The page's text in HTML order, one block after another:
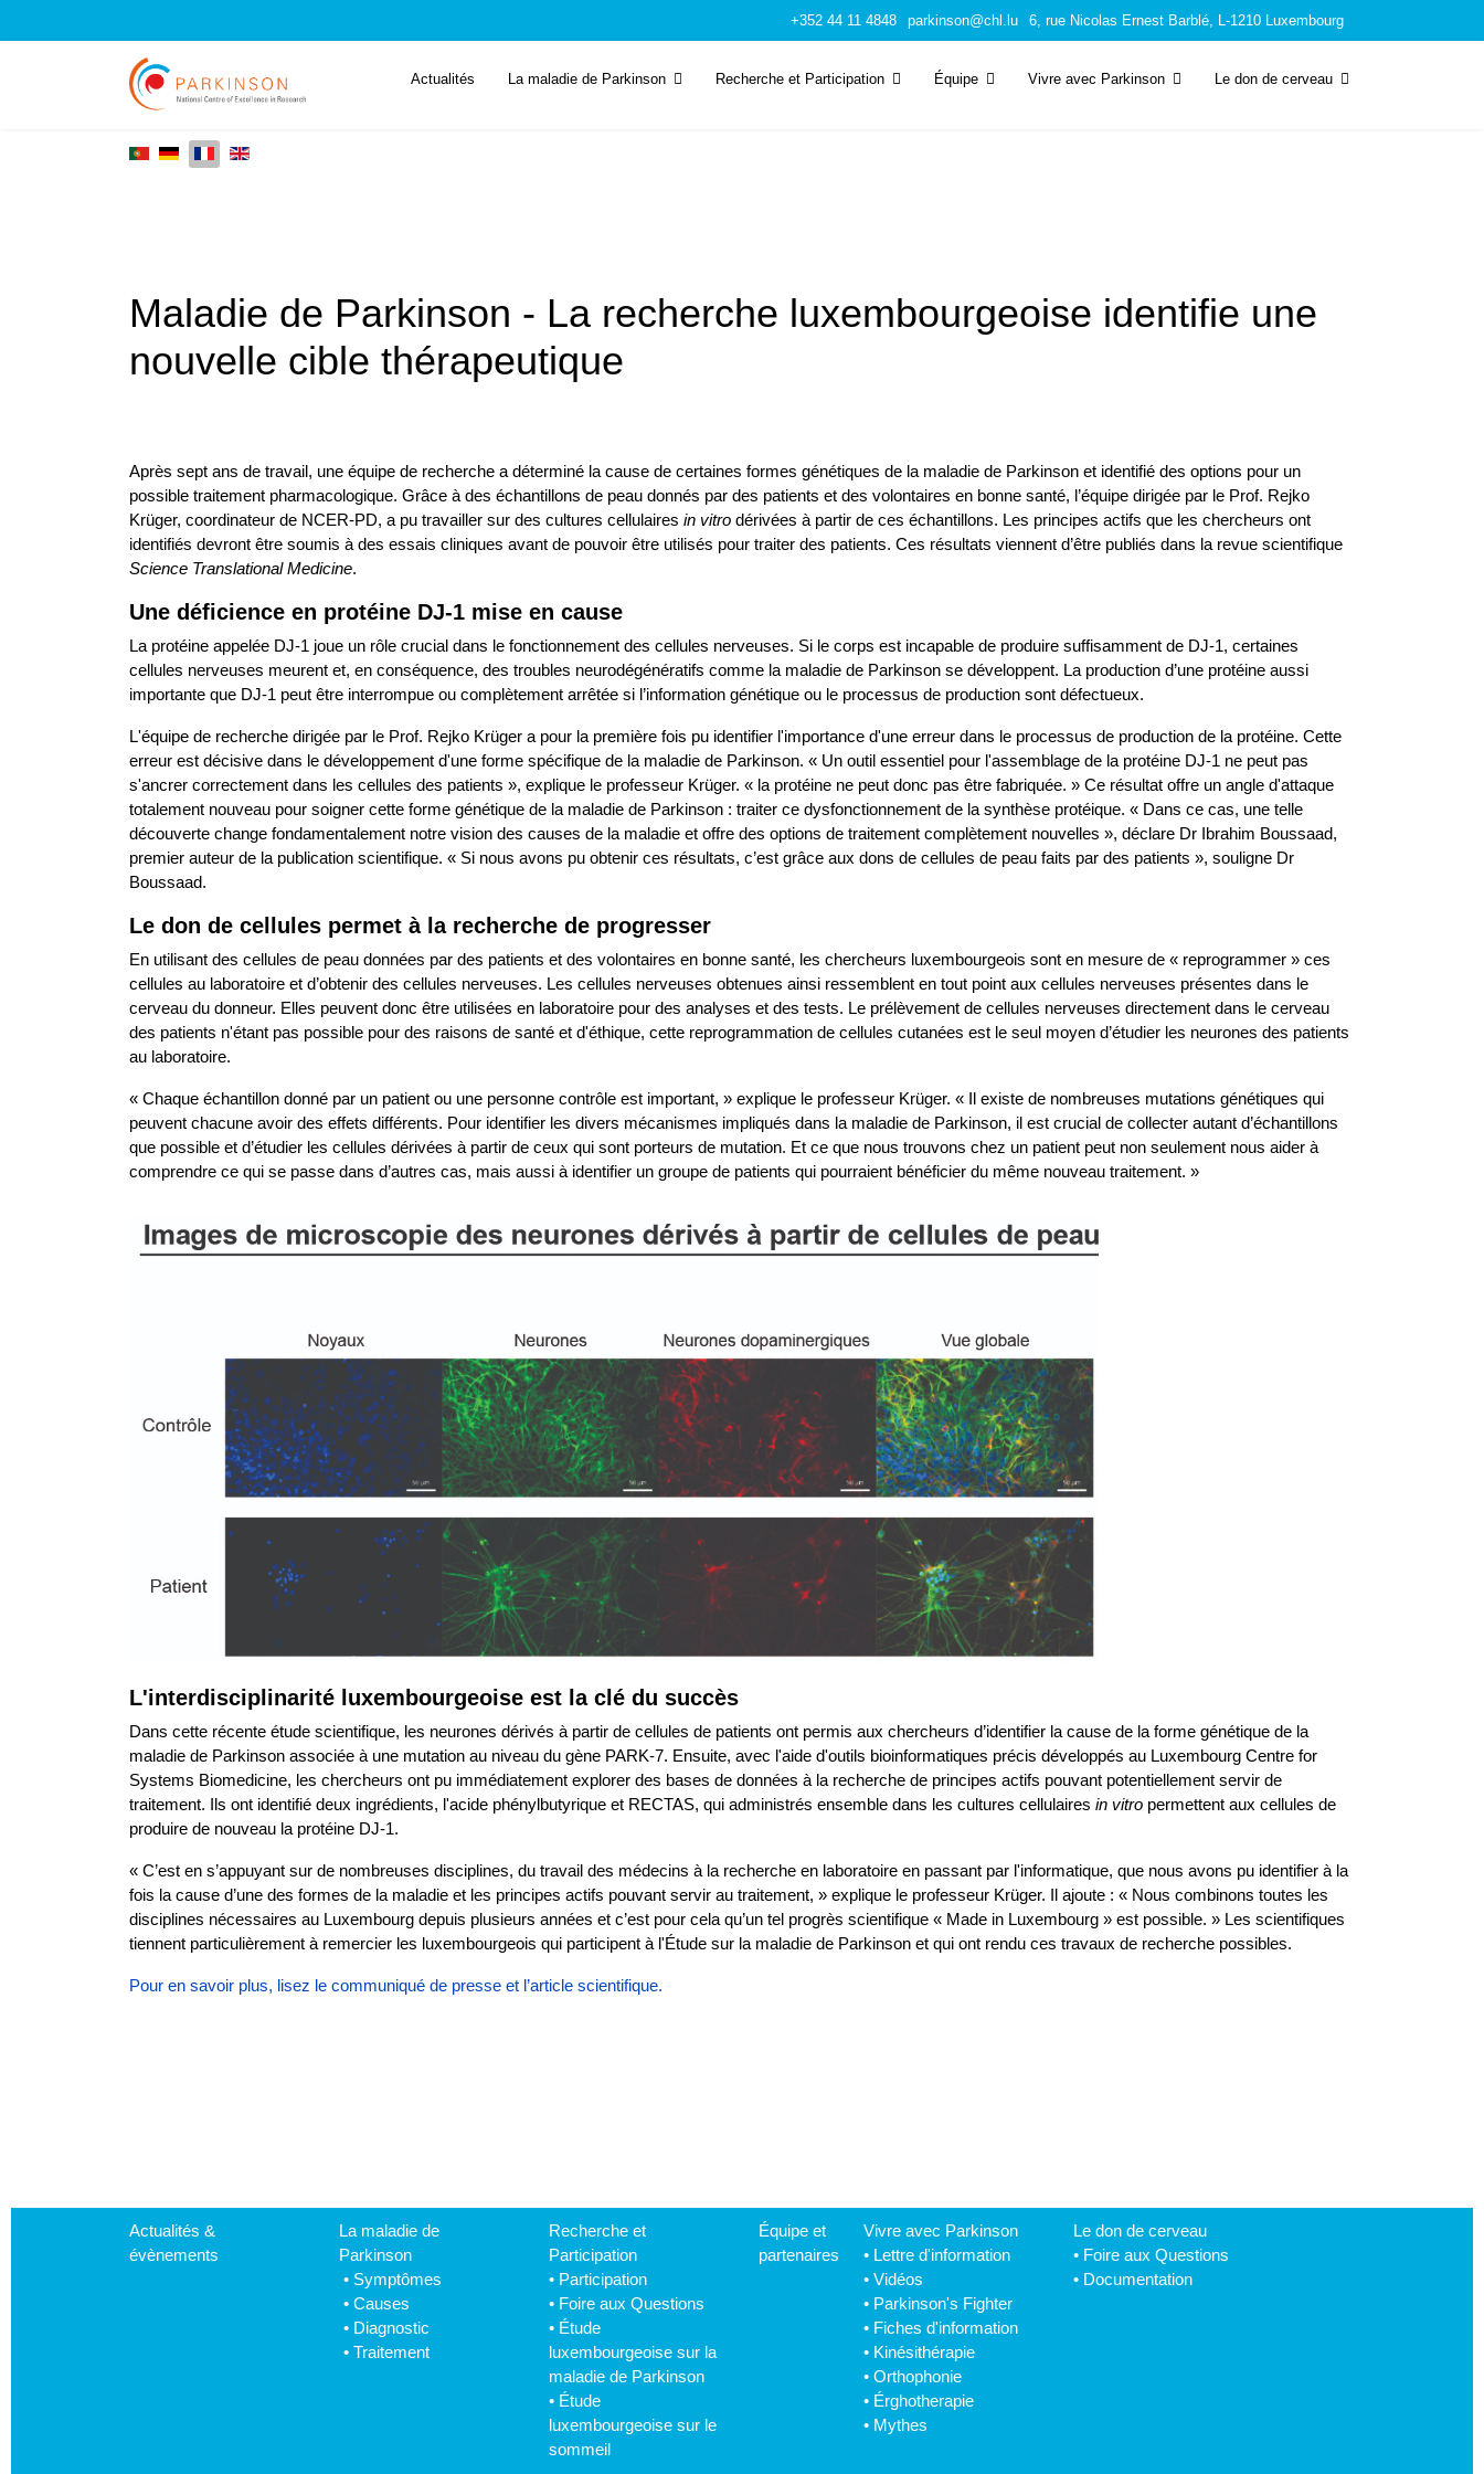
+352 44 11 4848 parkinson@chl.lu 6, rue Nicolas Ernest Barblé, L-1210 Luxembourg
Actualités La maladie de Parkinson Recherche et Participation Équipe Vivre avec Parkinson Le don de cerveau
Maladie de Parkinson - La recherche luxembourgeoise identifie une
nouvelle cible thérapeutique
Après sept ans de travail, une équipe de recherche a déterminé la cause de certaines formes génétiques de la maladie de Parkinson et identifié des options pour un
possible traitement pharmacologique. Grâce à des échantillons de peau donnés par des patients et des volontaires en bonne santé, l’équipe dirigée par le Prof. Rejko
Krüger, coordinateur de NCER-PD, a pu travailler sur des cultures cellulaires in vitro dérivées à partir de ces échantillons. Les principes actifs que les chercheurs ont
identifiés devront être soumis à des essais cliniques avant de pouvoir être utilisés pour traiter des patients. Ces résultats viennent d’être publiés dans la revue scientifique
Science Translational Medicine.
Une déficience en protéine DJ-1 mise en cause
La protéine appelée DJ-1 joue un rôle crucial dans le fonctionnement des cellules nerveuses. Si le corps est incapable de produire suffisamment de DJ-1, certaines
cellules nerveuses meurent et, en conséquence, des troubles neurodégénératifs comme la maladie de Parkinson se développent. La production d’une protéine aussi
importante que DJ-1 peut être interrompue ou complètement arrêtée si l’information génétique ou le processus de production sont défectueux.
L'équipe de recherche dirigée par le Prof. Rejko Krüger a pour la première fois pu identifier l'importance d'une erreur dans le processus de production de la protéine. Cette
erreur est décisive dans le développement d'une forme spécifique de la maladie de Parkinson. « Un outil essentiel pour l'assemblage de la protéine DJ-1 ne peut pas
s'ancrer correctement dans les cellules des patients », explique le professeur Krüger. « la protéine ne peut donc pas être fabriquée. » Ce résultat offre un angle d'attaque
totalement nouveau pour soigner cette forme génétique de la maladie de Parkinson : traiter ce dysfonctionnement de la synthèse protéique. « Dans ce cas, une telle
découverte change fondamentalement notre vision des causes de la maladie et offre des options de traitement complètement nouvelles », déclare Dr Ibrahim Boussaad,
premier auteur de la publication scientifique. « Si nous avons pu obtenir ces résultats, c’est grâce aux dons de cellules de peau faits par des patients », souligne Dr
Boussaad.
Le don de cellules permet à la recherche de progresser
En utilisant des cellules de peau données par des patients et des volontaires en bonne santé, les chercheurs luxembourgeois sont en mesure de « reprogrammer » ces
cellules au laboratoire et d’obtenir des cellules nerveuses. Les cellules nerveuses obtenues ainsi ressemblent en tout point aux cellules nerveuses présentes dans le
cerveau du donneur. Elles peuvent donc être utilisées en laboratoire pour des analyses et des tests. Le prélèvement de cellules nerveuses directement dans le cerveau
des patients n'étant pas possible pour des raisons de santé et d'éthique, cette reprogrammation de cellules cutanées est le seul moyen d’étudier les neurones des patients
au laboratoire.
« Chaque échantillon donné par un patient ou une personne contrôle est important, » explique le professeur Krüger. « Il existe de nombreuses mutations génétiques qui
peuvent chacune avoir des effets différents. Pour identifier les divers mécanismes impliqués dans la maladie de Parkinson, il est crucial de collecter autant d’échantillons
que possible et d’étudier les cellules dérivées à partir de ceux qui sont porteurs de mutation. Et ce que nous trouvons chez un patient peut non seulement nous aider à
comprendre ce qui se passe dans d’autres cas, mais aussi à identifier un groupe de patients qui pourraient bénéficier du même nouveau traitement. »
L'interdisciplinarité luxembourgeoise est la clé du succès
Dans cette récente étude scientifique, les neurones dérivés à partir de cellules de patients ont permis aux chercheurs d’identifier la cause de la forme génétique de la
maladie de Parkinson associée à une mutation au niveau du gène PARK-7. Ensuite, avec l'aide d'outils bioinformatiques précis développés au Luxembourg Centre for
Systems Biomedicine, les chercheurs ont pu immédiatement explorer des bases de données à la recherche de principes actifs pouvant potentiellement servir de
traitement. Ils ont identifié deux ingrédients, l'acide phénylbutyrique et RECTAS, qui administrés ensemble dans les cultures cellulaires in vitro permettent aux cellules de
produire de nouveau la protéine DJ-1.
« C’est en s’appuyant sur de nombreuses disciplines, du travail des médecins à la recherche en laboratoire en passant par l'informatique, que nous avons pu identifier à la
fois la cause d’une des formes de la maladie et les principes actifs pouvant servir au traitement, » explique le professeur Krüger. Il ajoute : « Nous combinons toutes les
disciplines nécessaires au Luxembourg depuis plusieurs années et c’est pour cela qu’un tel progrès scientifique « Made in Luxembourg » est possible. » Les scientifiques
tiennent particulièrement à remercier les luxembourgeois qui participent à l'Étude sur la maladie de Parkinson et qui ont rendu ces travaux de recherche possibles.
Pour en savoir plus, lisez le communiqué de presse et l’article scientifique.
Actualités &
évènements
La maladie de
Parkinson
• Symptômes
• Causes
• Diagnostic
• Traitement
Recherche et
Participation
• Participation
• Foire aux Questions
• Étude
luxembourgeoise sur la
maladie de Parkinson
• Étude
luxembourgeoise sur le
sommeil
Équipe et
partenaires
Vivre avec Parkinson
• Lettre d'information
• Vidéos
• Parkinson's Fighter
• Fiches d'information
• Kinésithérapie
• Orthophonie
• Érghotherapie
• Mythes
Le don de cerveau
• Foire aux Questions
• Documentation